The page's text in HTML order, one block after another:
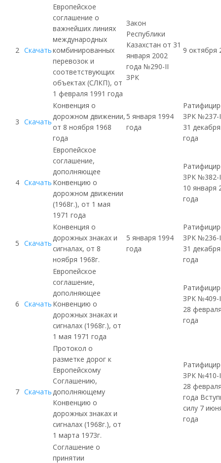
2 Скачать
Европейское
соглашение о
важнейших линиях
международных
комбинированных
перевозок и
соответствующих
объектах (СЛКП), от
1 февраля 1991 года
Закон
Республики
Казахстан от 31
января 2002
года №290-II
ЗРК
9 октября
3 Скачать
Конвенция о
дорожном движении,
от 8 ноября 1968
года
5 января 1994
года
ЗРК №237-
31
года
4 Скачать
Европейское
соглашение,
дополняющее
Конвенцию о
дорожном движении
(1968г.), от 1 мая
1971 года
ЗРК №382-
10 января
года
5 Скачать
Конвенция о
дорожных знаках и
сигналах, от 8
ноября 1968г.
5 января 1994
года
ЗРК №236-
31
года
6 Скачать
Европейское
соглашение,
дополняющее
Конвенцию о
дорожных знаках и
сигналах (1968г.), от
1 мая 1971 года
ЗРК №409-
28
года
7 Скачать
Протокол о
разметке дорог к
Европейскому
Соглашению,
дополняющему
Конвенцию о
дорожных знаках и
сигналах (1968г.), от
1 марта 1973г.
ЗРК №410-
28
года
силу 7
года
Соглашение о
принятии